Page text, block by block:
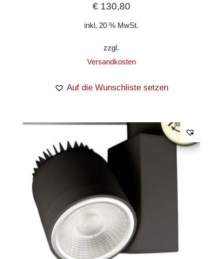
€130,80
inkl. 20 % MwSt.
zzgl.
Versandkosten
Auf die Wunschliste setzen